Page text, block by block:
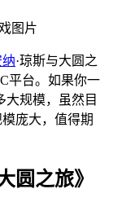
·琼斯与大圆之
平台。如果你一
大规模，虽然目
庞大，值得期
圆之旅》